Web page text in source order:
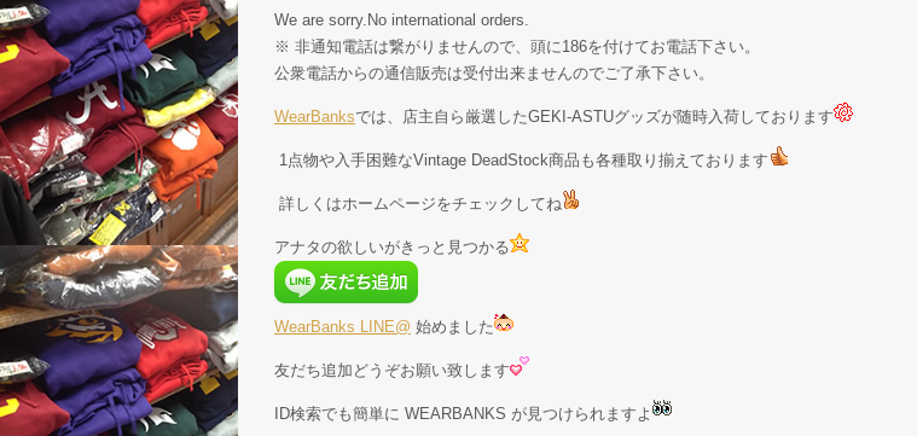
We are sorry.No international orders.
※ 非通知電話は繋がりませんので、頭に186を付けてお電話下さい。
公衆電話からの通信販売は受付出来ませんのでご了承下さい。
WearBanksでは、店主自ら厳選したGEKI-ASTUグッズが随時入荷しております
1点物や入手困難なVintage DeadStock商品も各種取り揃えております
詳しくはホームページをチェックしてね
アナタの欲しいがきっと見つかる
WearBanks LINE@ 始めました
友だち追加どうぞお願い致します
ID検索でも簡単に WEARBANKS が見つけられますよ